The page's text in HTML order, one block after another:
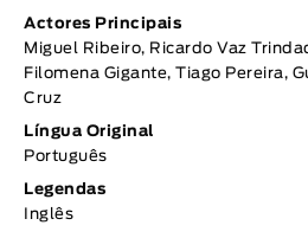
Actores Principais
Miguel Ribeiro, Ricardo Vaz
Filomena Gigante, Tiago Pereira,
Cruz
Língua Original
Português
Legendas
Inglês